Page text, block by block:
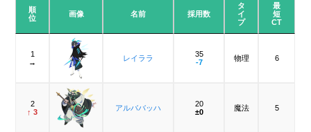
順
位
画像 名前 採用数
タ
イ
プ
最
短
CT
1
→
レイララ
35
-7
物理 6
2
↑ 3
アルババッハ
20
±0
魔法 5